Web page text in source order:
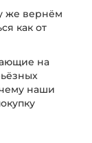
же вернём
как от
на
наши